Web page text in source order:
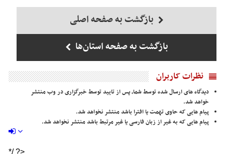
بازگشت به صفحه اصلی
بازگشت به صفحه استان‌ها
نظرات کاربران
دیدگاه های ارسال شده توسط شما، پس از تایید توسط خبرگزاری در وب منتشر
خواهد شد.
پیام هایی که حاوی تهمت یا افترا باشد منتشر نخواهد شد.
پیام هایی که به غیر از زبان فارسی یا غیر مرتبط باشد منتشر نخواهد شد.